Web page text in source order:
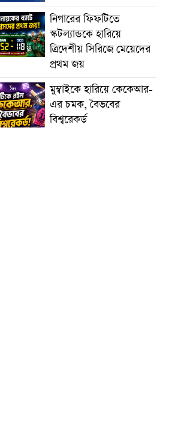
নিগারের ফিফটিতে
স্কটল্যান্ডকে হারিয়ে
ত্রিদেশীয় সিরিজে মেয়েদের
প্রথম জয়
মুম্বাইকে হারিয়ে কেকেআর-
এর চমক, বৈভবের
বিশ্বরেকর্ড